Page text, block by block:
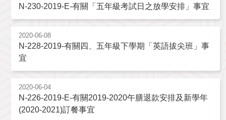
N-230-2019-E-有關「五年級考試日之放學安排」事宜
2020-06-08
N-228-2019-有關四、五年級下學期「英語拔尖班」事
宜
2020-06-04
N-226-2019-E-有關2019-2020午膳退款安排及新學年
(2020-2021)訂餐事宜